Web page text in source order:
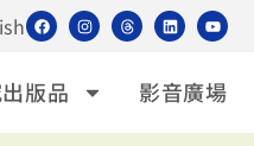
版品 影音廣場